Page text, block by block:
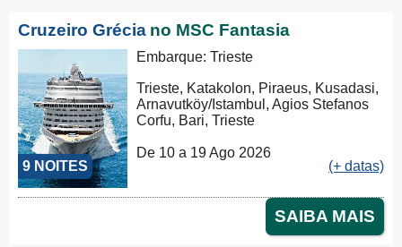
Cruzeiro Grécia no MSC Fantasia
9 NOITES
Embarque: Trieste
Trieste, Katakolon, Piraeus, Kusadasi,
Arnavutköy/Istambul, Agios Stefanos
Corfu, Bari, Trieste
De 10 a 19 Ago 2026
(+ datas)
SAIBA MAIS